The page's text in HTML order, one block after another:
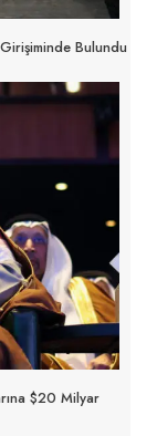
Bulundu
$20 Milyar